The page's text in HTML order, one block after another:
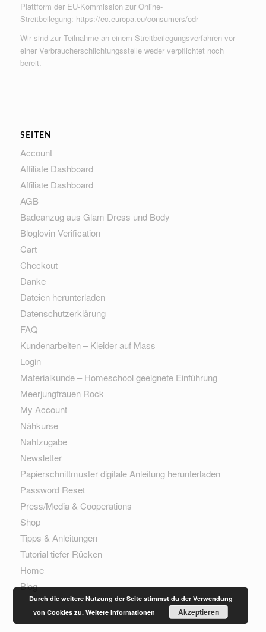
Plattform der EU-Kommission zur Online-
Streitbeilegung: https://ec.europa.eu/consumers/odr
Wir sind zur Teilnahme an einem Streitbeilegungsverfahren vor
einer Verbraucherschlichtungsstelle weder verpflichtet noch
bereit.
SEITEN
Account
Affiliate Dashboard
Affiliate Dashboard
AGB
Badeanzug aus Glam Dress und Body
Bloglovin Verification
Cart
Checkout
Danke
Dateien herunterladen
Datenschutzerklärung
FAQ
Kundenarbeiten – Kleider auf Mass
Login
Materialkunde – Homeschool geeignete Einführung
Meerjungfrauen Rock
My Account
Nähkurse
Nahtzugabe
Newsletter
Papierschnittmuster digitale Anleitung herunterladen
Password Reset
Press/Media & Cooperations
Shop
Tipps & Anleitungen
Tutorial tiefer Rücken
Home
Blog
Durch die weitere Nutzung der Seite stimmst du der Verwendung
von Cookies zu.Weitere Informationen Akzeptieren